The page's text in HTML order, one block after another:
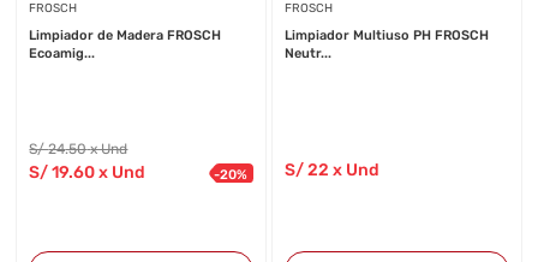
FROSCH
Limpiador de Madera FROSCH
Ecoamig...
S/24.50 x Und
S/19.60 x Und -20%
FROSCH
Limpiador Multiuso PH FROSCH
Neutr...
S/22 x Und